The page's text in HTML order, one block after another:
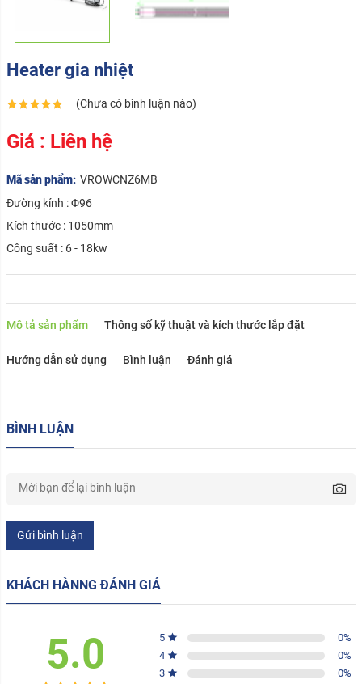
Heater gia nhiệt
(Chưa có bình luận nào)
Giá : Liên hệ
Mã sản phẩm: VROWCNZ6MB
Đường kính : Φ96
Kích thước : 1050mm
Công suất : 6 - 18kw
Mô tả sản phẩm Thông số kỹ thuật và kích thước lắp đặt
Hướng dẫn sử dụng Bình luận Đánh giá
BÌNH LUẬN
Gửi bình luận
KHÁCH HÀNNG ĐÁNH GIÁ
5.0 5 0%
4
0%
3
0%